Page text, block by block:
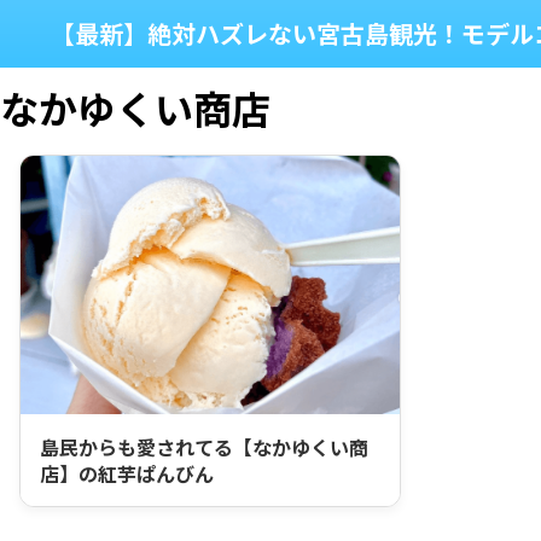
【最新】絶対ハズレない宮古島観光！モデ
なかゆくい商店
島民からも愛されてる【なかゆくい商
店】の紅芋ぱんびん